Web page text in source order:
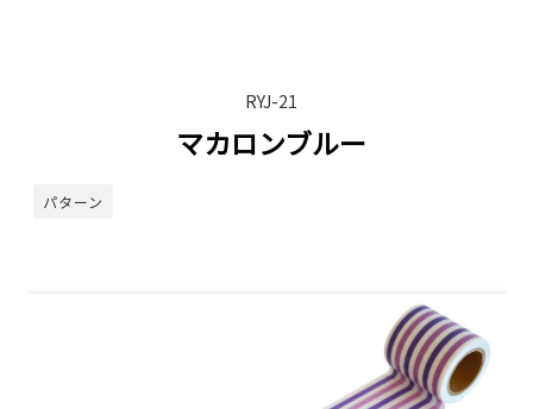
RYJ-21
マカロンブルー
パターン